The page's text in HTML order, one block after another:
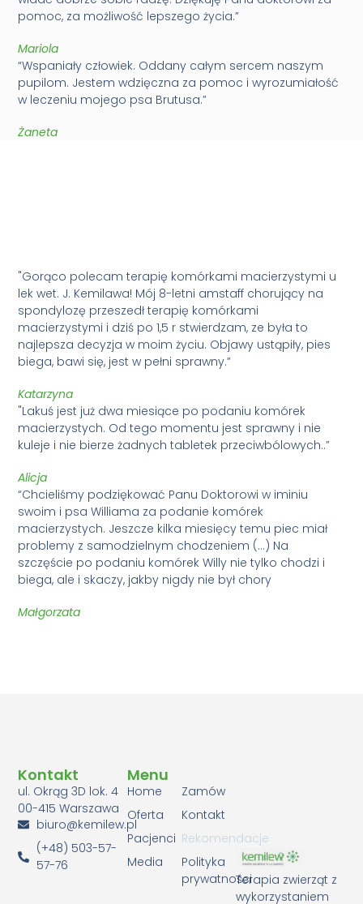
pomoc, za możliwość lepszego życia.”
Mariola
“Wspaniały człowiek. Oddany całym sercem naszym
pupilom. Jestem wdzięczna za pomoc i wyrozumiałość
w leczeniu mojego psa Brutusa.”
Żaneta
"Gorąco polecam terapię komórkami macierzystymi u
lek wet. J. Kemilawa! Mój 8-letni amstaff chorujący na
spondylozę przeszedł terapię komórkami
macierzystymi i dziś po 1,5 r stwierdzam, ze była to
najlepsza decyzja w moim życiu. Objawy ustąpiły, pies
biega, bawi się, jest w pełni sprawny.”
Katarzyna
"Lakuś jest już dwa miesiące po podaniu komórek
macierzystych. Od tego momentu jest sprawny i nie
kuleje i nie bierze żadnych tabletek przeciwbólowych..”
Alicja
“Chcieliśmy podziękować Panu Doktorowi w iminiu
swoim i psa Williama za podanie komórek
macierzystych. Jeszcze kilka miesięcy temu piec miał
problemy z samodzielnym chodzeniem (…) Na
szczęście po podaniu komórek Willy nie tylko chodzi i
biega, ale i skaczy, jakby nigdy nie był chory
Małgorzata
Terapia zwierząt z
wykorzystaniem
Menu
Home
Oferta
Pacjenci
Media
Zamów
Kontakt
Rekomendacje
Polityka
prywatności
Kontakt
ul. Okrąg 3D lok. 4
00-415 Warszawa
biuro@kemilew.pl
(+48) 503-57-
57-76